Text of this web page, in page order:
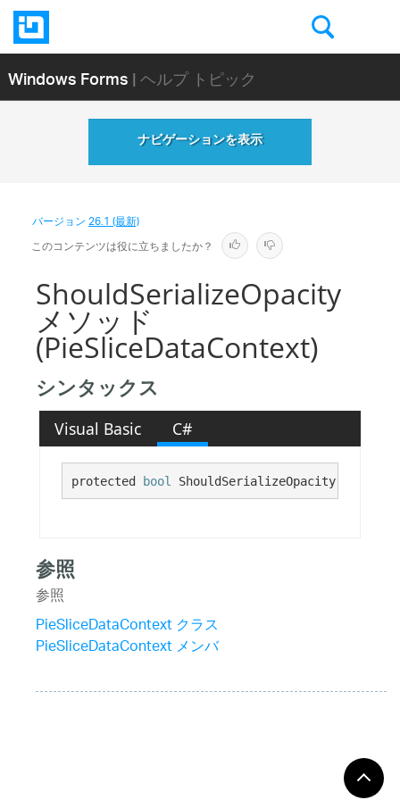
Windows Forms| ヘルプ トピック
ナビゲーションを表示
バージョン26.1 (最新)
このコンテンツは役に立ちましたか？
ShouldSerializeOpacity
メソッド
(PieSliceDataContext)
シンタックス
Visual Basic C#
protected bool ShouldSerializeOpacity()
参照
参照
PieSliceDataContext クラス
PieSliceDataContext メンバ